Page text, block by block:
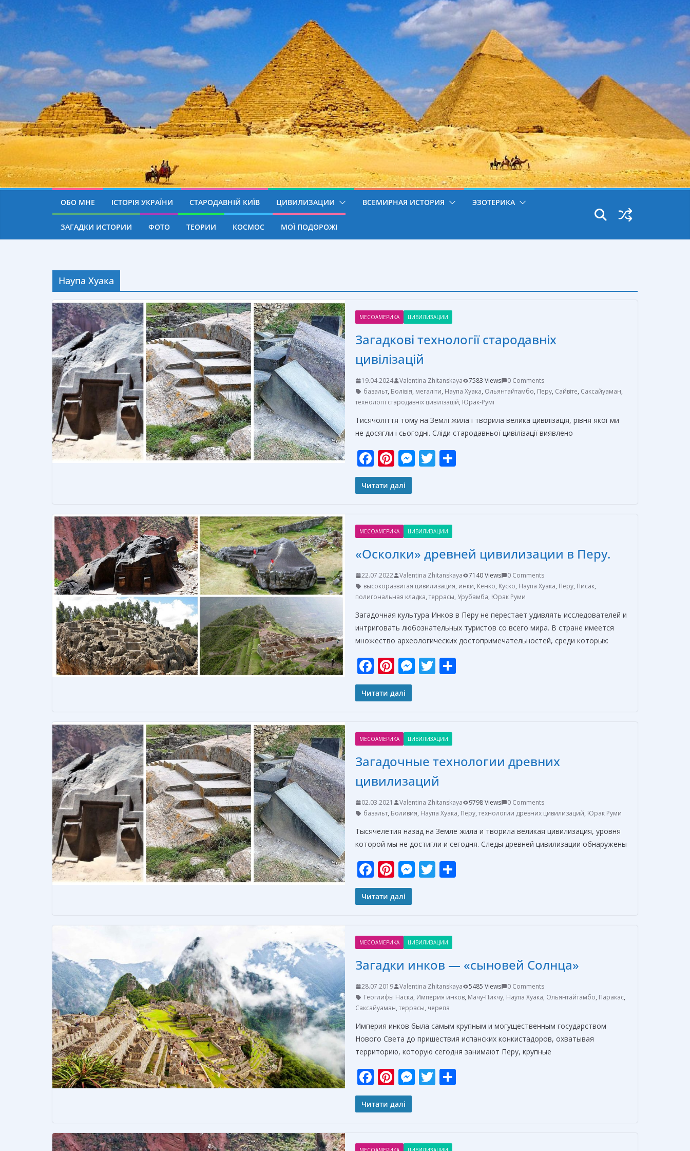
ОБО МНЕ ІСТОРІЯ УКРАЇНИ СТАРОДАВНІЙ КИЇВ ЦИВИЛИЗАЦИИ ВСЕМИРНАЯ ИСТОРИЯ ЭЗОТЕРИКА
ЗАГАДКИ ИСТОРИИ ФОТО ТЕОРИИ КОСМОС МОЇ ПОДОРОЖІ
Наупа Хуака
МЕСОАМЕРИКА ЦИВИЛИЗАЦИИ
Загадкові технології стародавніх
цивілізацій
19.04.2024 Valentina Zhitanskaya 7583 Views
0 Comments
базальт, Болівія, мегаліти, Наупа Хуака, Ольянтайтамбо, Перу, Сайвіте, Саксайуаман,
технології стародавніх цивілізацій, Юрак-Румі
Тисячоліття тому на Землі жила і творила велика цивілізація, рівня якої ми
не досягли і сьогодні. Сліди стародавньої цивілізації виявлено
F
ac
e
o
o
k
Pi
nt
er
st
M
n
g
er
T
и
т
ь
Читати далі
МЕСОАМЕРИКА ЦИВИЛИЗАЦИИ
«Осколки» древней цивилизации в Перу.
22.07.2022 Valentina Zhitanskaya 7140 Views
0 Comments
высокоразвитая цивилизация, инки, Кенко, Куско, Наупа Хуака, Перу, Писак,
полигональная кладка, террасы, Урубамба, Юрак Руми
Загадочная культура Инков в Перу не перестает удивлять исследователей и
интриговать любознательных туристов со всего мира. В стране имеется
множество археологических достопримечательностей, среди которых:
F
ac
e
o
o
k
Pi
nt
er
st
M
n
g
er
T
и
ь
Читати далі
МЕСОАМЕРИКА ЦИВИЛИЗАЦИИ
Загадочные технологии древних
цивилизаций
02.03.2021 Valentina Zhitanskaya 9798 Views
0 Comments
базальт, Боливия, Наупа Хуака, Перу, технологии древних цивилизаций, Юрак Руми
Тысячелетия назад на Земле жила и творила великая цивилизация, уровня
которой мы не достигли и сегодня. Следы древней цивилизации обнаружены
F
ac
e
o
o
k
Pi
nt
er
st
M
n
g
er
T
и
т
ь
Читати далі
МЕСОАМЕРИКА ЦИВИЛИЗАЦИИ
Загадки инков — «сыновей Солнца»
28.07.2019 Valentina Zhitanskaya 5485 Views
0 Comments
Геоглифы Наска, Империя инков, Мачу-Пикчу, Наупа Хуака, Ольянтайтамбо, Паракас,
Саксайуаман, террасы, черепа
Империя инков была самым крупным и могущественным государством
Нового Света до пришествия испанских конкистадоров, охватывая
территорию, которую сегодня занимают Перу, крупные
F
ac
e
o
Pi
nt
er
st
M
n
T
Читати далі